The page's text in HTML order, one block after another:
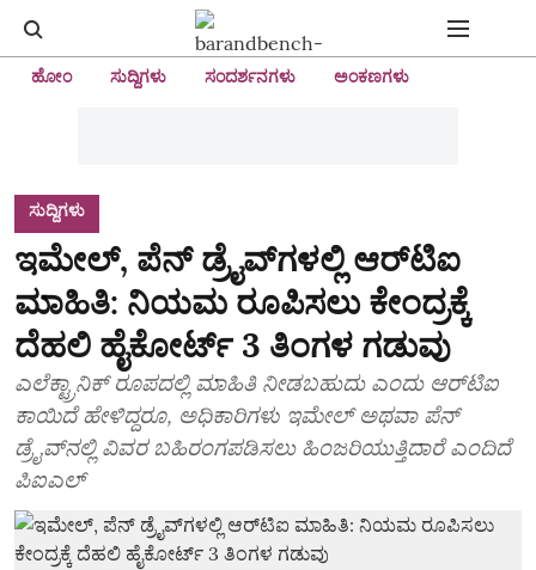
ಹೋಂ ಸುದ್ದಿಗಳು ಸಂದರ್ಶನಗಳು ಅಂಕಣಗಳು
ಸುದ್ದಿಗಳು
ಇಮೇಲ್, ಪೆನ್ ಡ್ರೈವ್‌ಗಳಲ್ಲಿ ಆರ್‌ಟಿಐ
ಮಾಹಿತಿ: ನಿಯಮ ರೂಪಿಸಲು ಕೇಂದ್ರಕ್ಕೆ
ದೆಹಲಿ ಹೈಕೋರ್ಟ್ 3 ತಿಂಗಳ ಗಡುವು
ಎಲೆಕ್ಟ್ರಾನಿಕ್ ರೂಪದಲ್ಲಿ ಮಾಹಿತಿ ನೀಡಬಹುದು ಎಂದು ಆರ್‌ಟಿಐ
ಕಾಯಿದೆ ಹೇಳಿದ್ದರೂ, ಅಧಿಕಾರಿಗಳು ಇಮೇಲ್ ಅಥವಾ ಪೆನ್
ಡ್ರೈವ್‌ನಲ್ಲಿ ವಿವರ ಬಹಿರಂಗಪಡಿಸಲು ಹಿಂಜರಿಯುತ್ತಿದಾರೆ ಎಂದಿದೆ
ಪಿಐಎಲ್‌